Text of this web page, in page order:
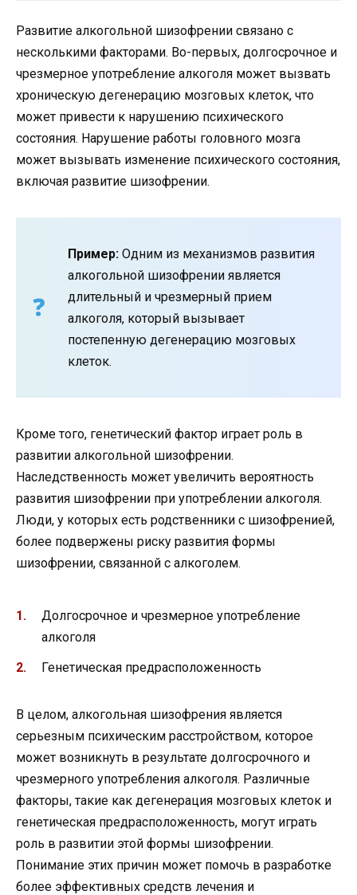
Развитие алкогольной шизофрении связано с
несколькими факторами. Во-первых, долгосрочное и
чрезмерное употребление алкоголя может вызвать
хроническую дегенерацию мозговых клеток, что
может привести к нарушению психического
состояния. Нарушение работы головного мозга
может вызывать изменение психического состояния,
включая развитие шизофрении.
Пример: Одним из механизмов развития
алкогольной шизофрении является
длительный и чрезмерный прием
алкоголя, который вызывает
постепенную дегенерацию мозговых
клеток.
Кроме того, генетический фактор играет роль в
развитии алкогольной шизофрении.
Наследственность может увеличить вероятность
развития шизофрении при употреблении алкоголя.
Люди, у которых есть родственники с шизофренией,
более подвержены риску развития формы
шизофрении, связанной с алкоголем.
Долгосрочное и чрезмерное употребление
алкоголя
Генетическая предрасположенность
В целом, алкогольная шизофрения является
серьезным психическим расстройством, которое
может возникнуть в результате долгосрочного и
чрезмерного употребления алкоголя. Различные
факторы, такие как дегенерация мозговых клеток и
генетическая предрасположенность, могут играть
роль в развитии этой формы шизофрении.
Понимание этих причин может помочь в разработке
более эффективных средств лечения и